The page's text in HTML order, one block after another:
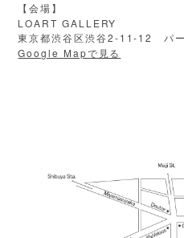
【会場】
LOART GALLERY
東京都渋谷区渋谷2-11-12 パ
Google Mapで見る